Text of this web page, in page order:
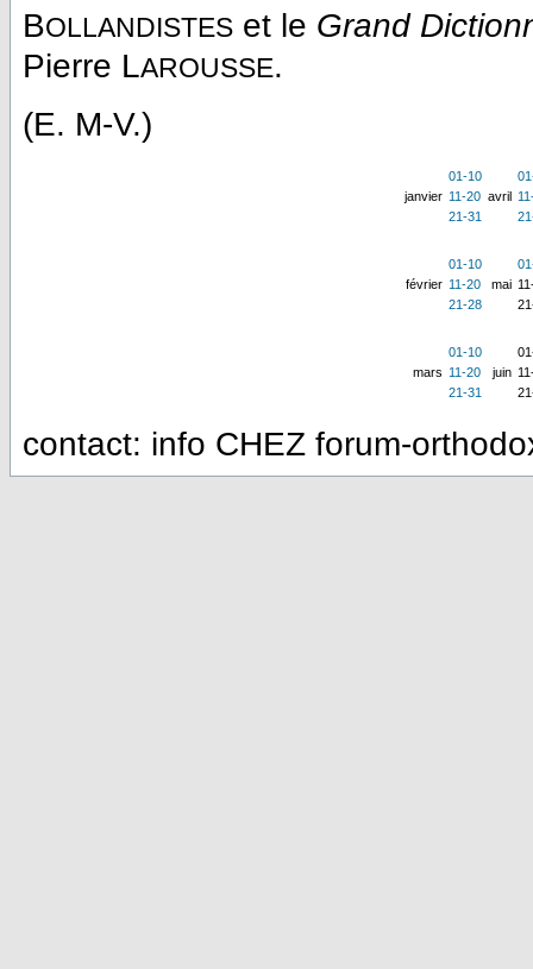
BOLLANDISTES et le Grand
Pierre LAROUSSE.
(E. M-V.)
janvier
01-10
avril
11-20
21-31
février
01-10
mai
11-20
21-28
mars
01-10
juin
11-20
21-31
contact: info CHEZ forum-